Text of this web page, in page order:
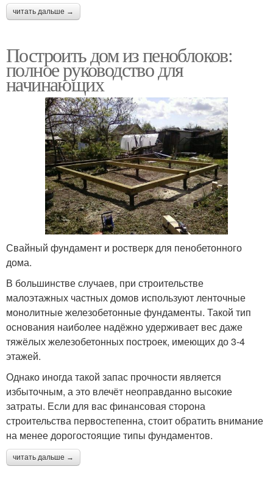
читать дальше →
Построить дом из пеноблоков:
полное руководство для
начинающих
Свайный фундамент и ростверк для пенобетонного
дома.
В большинстве случаев, при строительстве
малоэтажных частных домов используют ленточные
монолитные железобетонные фундаменты. Такой тип
основания наиболее надёжно удерживает вес даже
тяжёлых железобетонных построек, имеющих до 3-4
этажей.
Однако иногда такой запас прочности является
избыточным, а это влечёт неоправданно высокие
затраты. Если для вас финансовая сторона
строительства первостепенна, стоит обратить внимание
на менее дорогостоящие типы фундаментов.
читать дальше →